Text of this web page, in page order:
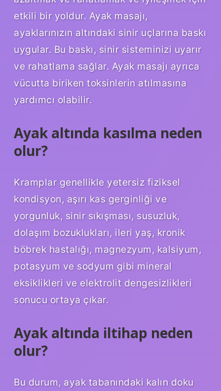
etkili bir yoldur. Ayak masajı,
ayaklarınızın altındaki sinir uçlarına baskı
uygular. Bu baskı, sinir sisteminizi uyarır
ve rahatlama sağlar. Ayak masajı ayrıca
vücutta biriken toksinlerin atılmasına
yardımcı olabilir.
Ayak altında kasılma neden
olur?
Kramplar genellikle yetersiz fiziksel
kondisyon, aşırı kas gerginliği ve
yorgunluk, sinir sıkışması, susuzluk,
dolaşım bozuklukları, ileri yaş, kronik
böbrek hastalığı, magnezyum, kalsiyum,
potasyum ve sodyum gibi mineral
eksiklikleri ve elektrolit dengesizlikleri
sonucu ortaya çıkar.
Ayak altında iltihap neden
olur?
Bu durum, ayak tabanındaki kalın doku